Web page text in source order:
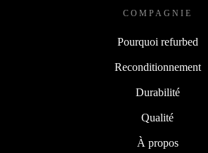
COMPAGNIE
Pourquoi refurbed
Reconditionnement
Durabilité
Qualité
À propos